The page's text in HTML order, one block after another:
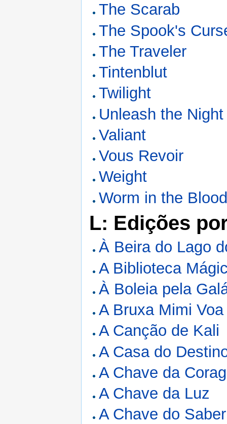
The Scarab
The Spook's
The Traveler
Tintenblut
Twilight
Unleash the Night
Valiant
Vous Revoir
Weight
Worm in the
L: Edições
À Beira do Lago
A Biblioteca
À Boleia pela
A Bruxa Mimi
A Canção de Kali
A Casa do
A Chave da
A Chave da Luz
A Chave do Saber